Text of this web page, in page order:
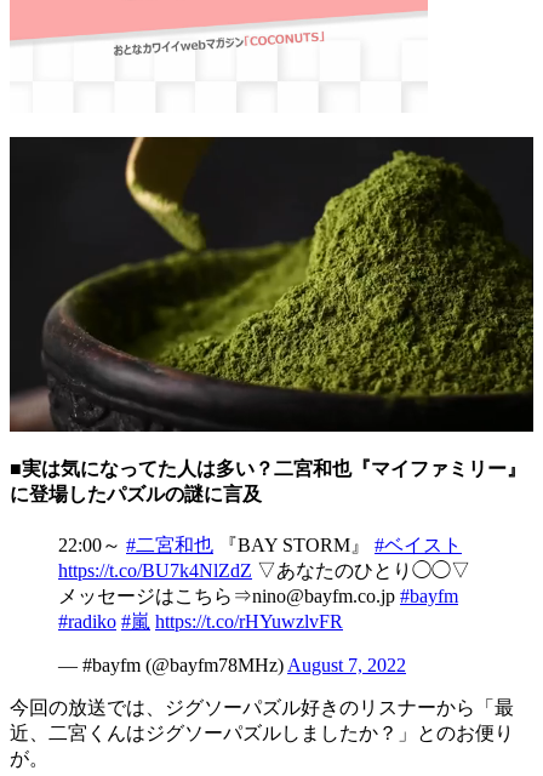
■実は気になってた人は多い？二宮和也『マイファミリー』
に登場したパズルの謎に言及
22:00～ #二宮和也 『BAY STORM』 #ベイスト
https://t.co/BU7k4NlZdZ ▽あなたのひとり◯◯▽
メッセージはこちら⇒nino@bayfm.co.jp #bayfm
#radiko #嵐 https://t.co/rHYuwzlvFR
— #bayfm (@bayfm78MHz) August 7, 2022
今回の放送では、ジグソーパズル好きのリスナーから「最
近、二宮くんはジグソーパズルしましたか？」とのお便り
が。